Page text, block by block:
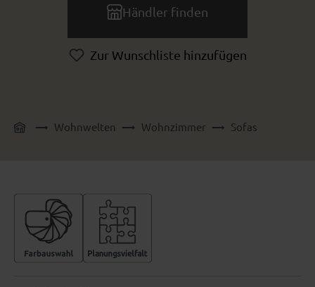
Händler finden
Zur Wunschliste hinzufügen
Wohnwelten Wohnzimmer Sofas